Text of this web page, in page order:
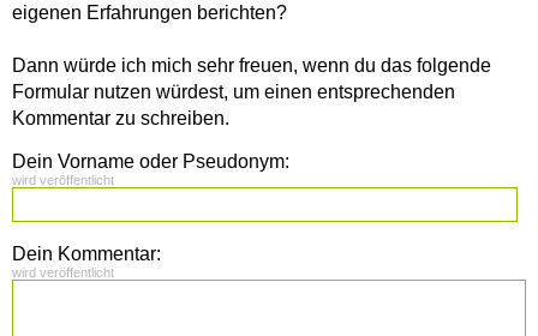
eigenen Erfahrungen berichten?
Dann würde ich mich sehr freuen, wenn du das folgende
Formular nutzen würdest, um einen entsprechenden
Kommentar zu schreiben.
Dein Vorname oder Pseudonym:
wird veröffentlicht
Dein Kommentar:
wird veröffentlicht